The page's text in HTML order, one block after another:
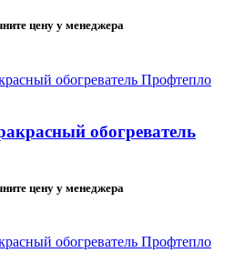
цену у менеджера
обогреватель
цену у менеджера